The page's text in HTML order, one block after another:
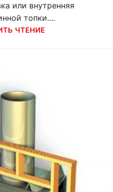
или внутренняя
топки....
ЧТЕНИЕ